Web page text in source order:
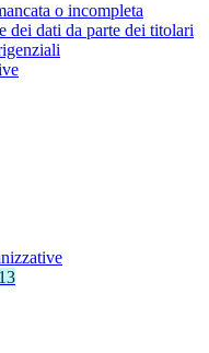
o incompleta
dei dati da parte dei titolari
13